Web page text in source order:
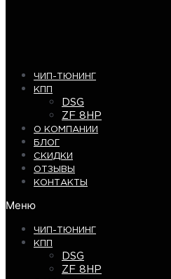
ЧИП-ТЮНИНГ
КПП
DSG
ZF 8HP
О КОМПАНИИ
БЛОГ
СКИДКИ
ОТЗЫВЫ
КОНТАКТЫ
Меню
ЧИП-ТЮНИНГ
КПП
DSG
ZF 8HP